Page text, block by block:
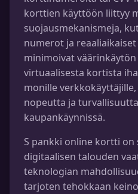
korttien käyttöön liittyy
suojausmekanismeja,
numerot ja
minimoivat
virtuaalisesta kortista
monille
nopeutta ja
kaupankäynnissä.
S pankki online kortti on
digitaalisen talouden
teknologian
tarjoten tehokkaan